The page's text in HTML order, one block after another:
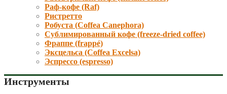
Раф-кофе (Raf)
Ристретто
Робуста (Coffea Canephora)
Сублимированный кофе (freeze-dried coffee)
Фраппе (frappé)
Эксцельса (Coffea Excelsa)
Эспрессо (espresso)
Инструменты